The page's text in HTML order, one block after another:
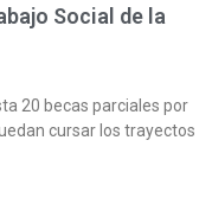
Social de la
20 becas parciales por
cursar los trayectos